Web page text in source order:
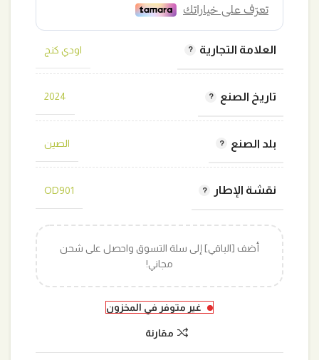
العلامة التجارية اودي كنج
تاريخ الصنع 2024
بلد الصنع الصين
نقشة الإطار OD901
أضف [الباقي] إلى سلة التسوق واحصل على شحن
مجاني!
غير متوفر في المخزون
مقارنة